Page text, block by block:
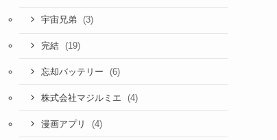
宇宙兄弟 (3)
完結 (19)
忘却バッテリー (6)
株式会社マジルミエ (4)
漫画アプリ (4)